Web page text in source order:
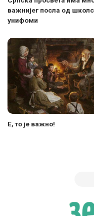
важнијег посла од
унифоми
Е, то је важно!